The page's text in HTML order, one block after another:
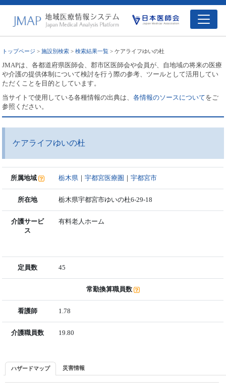
トップページ >施設別検索 >検索結果一覧 > ケアライフゆいの杜
JMAPは、各都道府県医師会、郡市区医師会や会員が、自地域の将来の医療
や介護の提供体制について検討を行う際の参考、ツールとして活用してい
ただくことを目的としています。
当サイトで使用している各種情報の出典は、各情報のソースについてをご
参照ください。
ケアライフゆいの杜
所属地域 栃木県 ｜宇都宮医療圏 ｜宇都宮市
所在地 栃木県宇都宮市ゆいの杜6-29-18
介護サービ
ス
有料老人ホーム
定員数 45
常勤換算職員数
看護師 1.78
介護職員数 19.80
ハザードマップ 災害情報